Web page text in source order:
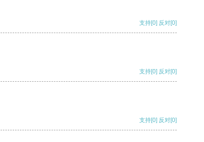
支持[0] 反对[0]
支持[0] 反对[0]
支持[0] 反对[0]